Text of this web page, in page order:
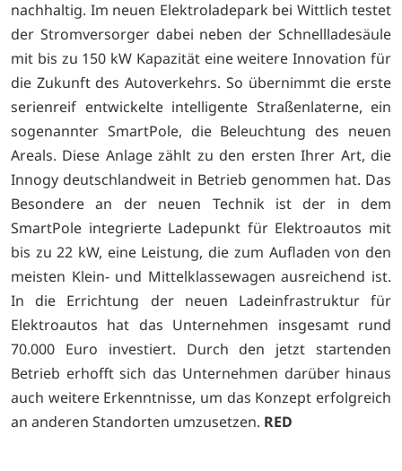
nachhaltig. Im neuen Elektroladepark bei Wittlich testet
der Stromversorger dabei neben der Schnellladesäule
mit bis zu 150 kW Kapazität eine weitere Innovation für
die Zukunft des Autoverkehrs. So übernimmt die erste
serienreif entwickelte intelligente Straßenlaterne, ein
sogenannter SmartPole, die Beleuchtung des neuen
Areals. Diese Anlage zählt zu den ersten Ihrer Art, die
Innogy deutschlandweit in Betrieb genommen hat. Das
Besondere an der neuen Technik ist der in dem
SmartPole integrierte Ladepunkt für Elektroautos mit
bis zu 22 kW, eine Leistung, die zum Aufladen von den
meisten Klein- und Mittelklassewagen ausreichend ist.
In die Errichtung der neuen Ladeinfrastruktur für
Elektroautos hat das Unternehmen insgesamt rund
70.000 Euro investiert. Durch den jetzt startenden
Betrieb erhofft sich das Unternehmen darüber hinaus
auch weitere Erkenntnisse, um das Konzept erfolgreich
an anderen Standorten umzusetzen. RED